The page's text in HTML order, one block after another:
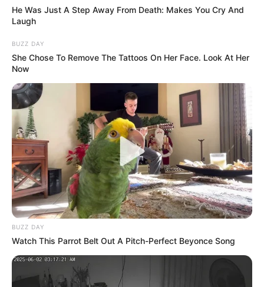
capturan a presunto
integrante de The Devils,
EE. UU.
PEREIRA
Albanés fue capturado en
Pereira por crimen
cometido en España y
ahora espera su
extradición
MONTERÍA
Cae hombre en Montería
España: fue pillado
He Was Just A Step Away From Death: Makes You Cry And
Laugh
BUZZ DAY
She Chose To Remove The Tattoos On Her Face. Look At Her
Now
BUZZ DAY
Watch This Parrot Belt Out A Pitch-Perfect Beyonce Song